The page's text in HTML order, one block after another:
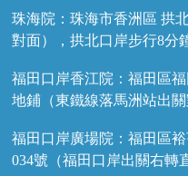
珠海院：珠海市香洲區 拱
對面），拱北口岸步行8分
福田口岸香江院：福田區
地鋪（東鐵線落馬洲站出關
福田口岸廣場院：福田區
034號（福田口岸出關右轉